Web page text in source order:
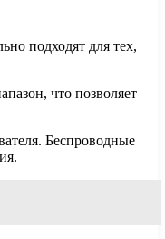
подходят для тех,
что позволяет
Беспроводные